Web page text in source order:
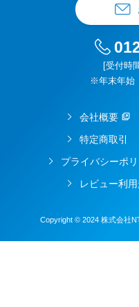
[受付時
※年末年始
会社概要
特定商取引
プライバシーポ
レビュー利
Copyright © 2024 株式会社